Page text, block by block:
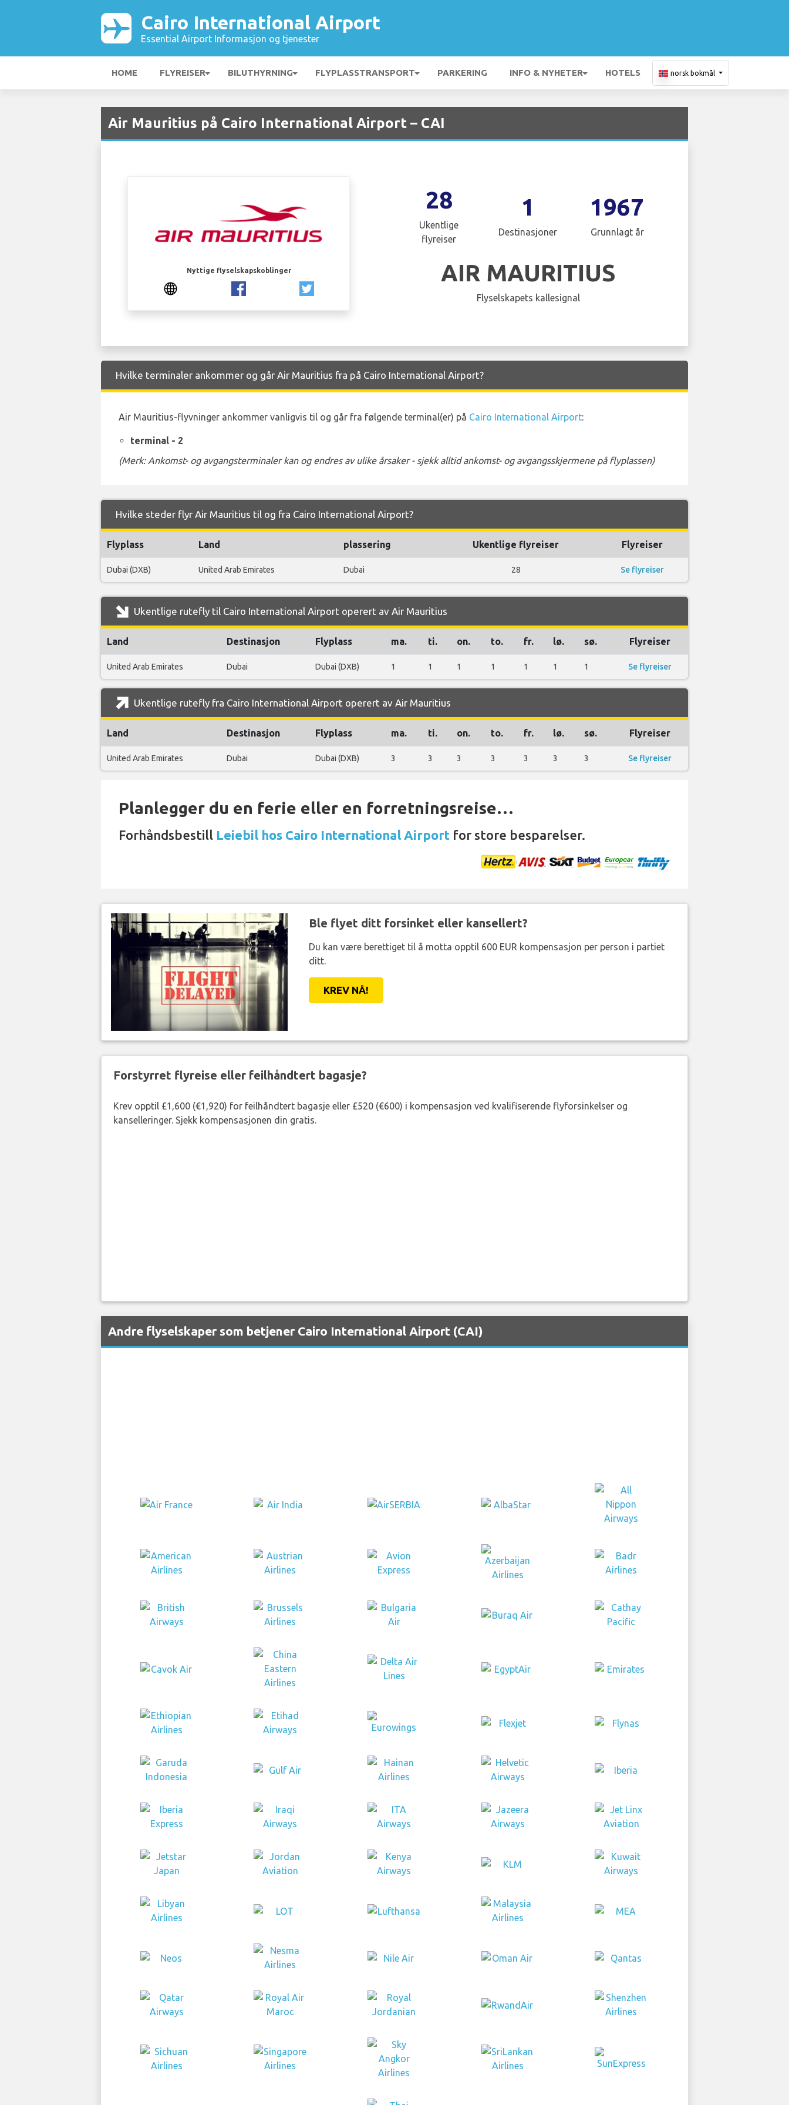
Cairo International Airport
Essential Airport Informasjon og tjenester
HOME FLYREISER BILUTHYRNING FLYPLASSTRANSPORT PARKERING INFO & NYHETER HOTELS norsk bokmål
Air Mauritius på Cairo International Airport – CAI
Nyttige flyselskapskoblinger
28
Ukentlige
flyreiser
1
Destinasjoner
1967
Grunnlagt år
AIR MAURITIUS
Flyselskapets kallesignal
Hvilke terminaler ankommer og går Air Mauritius fra på Cairo International Airport?
Air Mauritius-flyvninger ankommer vanligvis til og går fra følgende terminal(er) på Cairo International Airport:
terminal - 2
(Merk: Ankomst- og avgangsterminaler kan og endres av ulike årsaker - sjekk alltid ankomst- og avgangsskjermene på flyplassen)
Hvilke steder flyr Air Mauritius til og fra Cairo International Airport?
Flyplass Land plassering Ukentlige flyreiser Flyreiser
Dubai (DXB) United Arab Emirates Dubai 28 Se flyreiser
Ukentlige rutefly til Cairo International Airport operert av Air Mauritius
Land Destinasjon Flyplass ma. ti. on. to. fr. lø. sø. Flyreiser
United Arab Emirates Dubai Dubai (DXB) 1 1 1 1 1 1 1 Se flyreiser
Ukentlige rutefly fra Cairo International Airport operert av Air Mauritius
Land Destinasjon Flyplass ma. ti. on. to. fr. lø. sø. Flyreiser
United Arab Emirates Dubai Dubai (DXB) 3 3 3 3 3 3 3 Se flyreiser
Planlegger du en ferie eller en forretningsreise…
Forhåndsbestill Leiebil hos Cairo International Airport for store besparelser.
Ble flyet ditt forsinket eller kansellert?
Du kan være berettiget til å motta opptil 600 EUR kompensasjon per person i partiet
ditt.
KREV NÅ!
Forstyrret flyreise eller feilhåndtert bagasje?
Krev opptil £1,600 (€1,920) for feilhåndtert bagasje eller £520 (€600) i kompensasjon ved kvalifiserende flyforsinkelser og
kanselleringer. Sjekk kompensasjonen din gratis.
Andre flyselskaper som betjener Cairo International Airport (CAI)